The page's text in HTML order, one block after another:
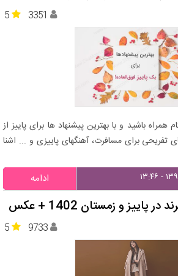
5 3351
همراه باشید و با بهترین پیشنهاد ها برای پاییز از
تفریحی برای مسافرت، آهنگهای پاییزی و ... اشنا
ادامه
و زمستان 1402 + عکس
5 9733